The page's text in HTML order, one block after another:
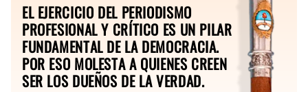
EL EJERCICIO DEL PERIODISMO
PROFESIONAL Y CRÍTICO ES UN PILAR
FUNDAMENTAL DE LA DEMOCRACIA.
POR ESO MOLESTA A QUIENES CREEN
SER LOS DUEÑOS DE LA VERDAD.